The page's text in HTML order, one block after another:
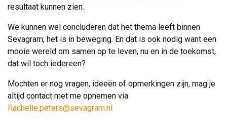
resultaat kunnen zien.
We kunnen wel concluderen dat het thema leeft binnen
Sevagram, het is in beweging. En dat is ook nodig want een
mooie wereld om samen op te leven, nu en in de toekomst,
dat wil toch iedereen?
Mochten er nog vragen, ideeën of opmerkingen zijn, mag je
altijd contact met me opnemen via
Rachelle.peters@sevagram.nl